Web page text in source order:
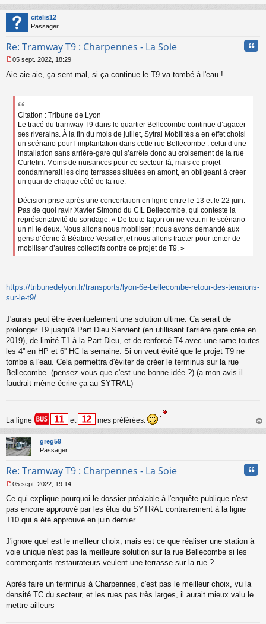
u
au
citelis12
Passager
Re: Tramway T9 : Charpennes - La Soie
e
05 sept. 2022, 18:29
Aie aie aie, ça sent mal, si ça continue le T9 va tombé à l'eau !
Citation : Tribune de Lyon
Le tracé du tramway T9 dans le quartier Bellecombe continue d’agacer
ses riverains. À la fin du mois de juillet, Sytral Mobilités a en effet choisi
un scénario pour l’implantation dans cette rue Bellecombe : celui d’une
installation sans arrière-gare qui s’arrête donc au croisement de la rue
Curtelin. Moins de nuisances pour ce secteur-là, mais ce projet
condamnerait les cinq terrasses situées en amont, en obligeant à créer
un quai de chaque côté de la rue.
Décision prise après une concertation en ligne entre le 13 et le 22 juin.
Pas de quoi ravir Xavier Simond du CIL Bellecombe, qui conteste la
représentativité du sondage. « De toute façon on ne veut ni le scénario
un ni le deux. Nous allons nous mobiliser ; nous avons demandé aux
gens d’écrire à Béatrice Vessiller, et nous allons tracter pour tenter de
mobiliser d’autres collectifs contre ce projet de T9. »
https://tribunedelyon.fr/transports/lyon-6e-bellecombe-retour-des-tensions-
sur-le-t9/
J'aurais peut être éventuelement une solution ultime. Ca serait de
prolonger T9 jusqu'à Part Dieu Servient (en utillisant l'arrière gare crée en
2019), de limité T1 à la Part Dieu, et de renforcé T4 avec une rame toutes
les 4'' en HP et 6'' HC la semaine. Si on veut évité que le projet T9 ne
tombe a l'eau. Cela permettra d'éviter de créer le terminus sur la rue
Bellecombe. (pensez-vous que c'est une bonne idée ?) (a mon avis il
faudrait même écrire ça au SYTRAL)
La ligne et mes préférées.
au
greg59
Passager
Re: Tramway T9 : Charpennes - La Soie
e
s
s
e
n
o
u
05 sept. 2022, 19:14
Ce qui explique pourquoi le dossier préalable à l'enquête publique n'est
pas encore approuvé par les élus du SYTRAL contrairement à la ligne
T10 qui a été approuvé en juin dernier
J'ignore quel est le meilleur choix, mais est ce que réaliser une station à
voie unique n'est pas la meilleure solution sur la rue Bellecombe si les
commerçants restaurateurs veulent une terrasse sur la rue ?
Après faire un terminus à Charpennes, c'est pas le meilleur choix, vu la
densité TC du secteur, et les rues pas très larges, il aurait mieux valu le
mettre ailleurs